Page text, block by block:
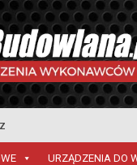
URZĄDZENIA DO